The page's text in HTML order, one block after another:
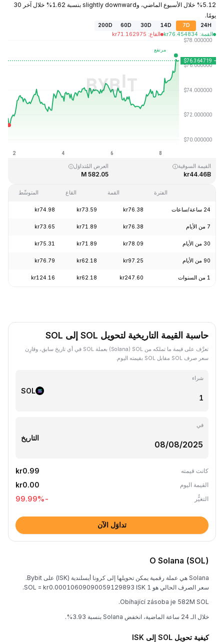
5.12% خلال الأسبوع الماضي، وslightly downward بنسبة 1.62% خلال آخر 30
يومًا.
24H
7D
14D
30D
60D
200D
القمة:
kr76.454834 القاع:
kr71.162975
القمَّة التاريخية
القيمة السوقية
kr44.46B
العرض المُتداوَل
582.05 M
الفترة القمة القاع المتوسِّط
24 ساعة/ساعات kr76.38
kr73.59
kr74.98
7 من الأيام kr76.38
kr71.89
kr73.65
30 من الأيام kr78.09
kr71.89
kr75.31
90 من الأيام kr97.25
kr62.18
kr76.79
1 من السنوات kr247.60
kr62.18
kr124.16
حاسبة القيمة التاريخية لتحويل SOL إلى SOL
تعرَّف على قيمة ما تملكه من SOL ‏(Solana) بعملة SOL في أي تاريخ سابق، وقارِن
سعر صرف SOL مقابل SOL بقيمته اليوم.
شراء
SOL
في
التاريخ
كانت قيمته kr0.99
القيمة اليوم kr0.00
التغيُّر -99.99
%
تداوَل الآن
O Solana (SOL)
Solana هي عملة رقمية يمكن تحويلها إلى كرونا أيسلندية (ISK) على Bybit.
سعر الصرف الحالي هو 1 SOL = kr0.00010609090059129893 ISK.
Obíhající zásoba je 582M SOL.
خلال الـ 24 ساعة الماضية، انخفض Solana بنسبة 3.93%.
كيفية تحويل SOL إلى ISK